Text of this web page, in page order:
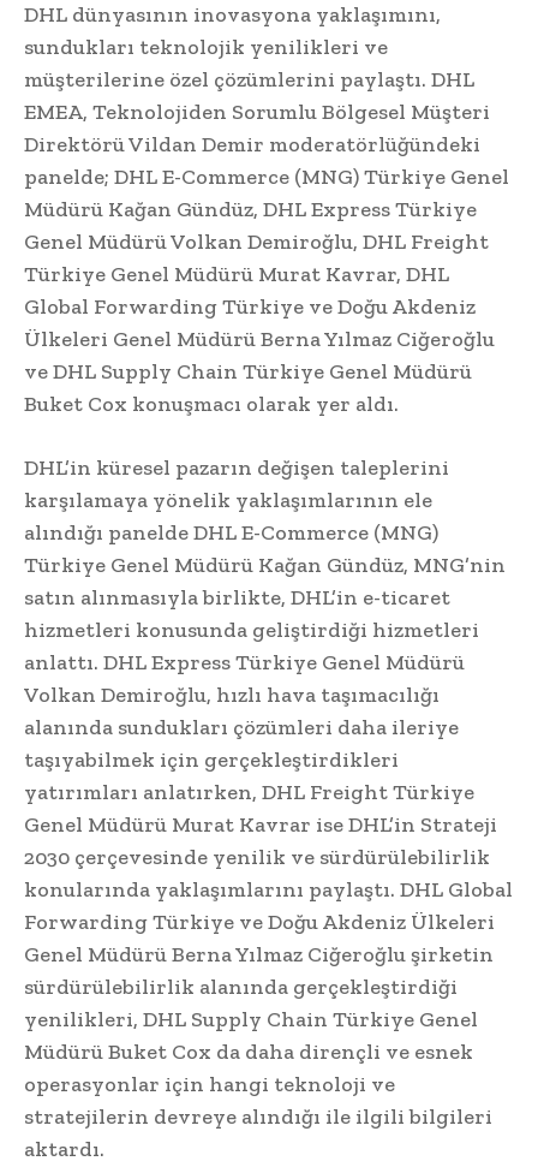
DHL dünyasının inovasyona yaklaşımını,
sundukları teknolojik yenilikleri ve
müşterilerine özel çözümlerini paylaştı. DHL
EMEA, Teknolojiden Sorumlu Bölgesel Müşteri
Direktörü Vildan Demir moderatörlüğündeki
panelde; DHL E-Commerce (MNG) Türkiye Genel
Müdürü Kağan Gündüz, DHL Express Türkiye
Genel Müdürü Volkan Demiroğlu, DHL Freight
Türkiye Genel Müdürü Murat Kavrar, DHL
Global Forwarding Türkiye ve Doğu Akdeniz
Ülkeleri Genel Müdürü Berna Yılmaz Ciğeroğlu
ve DHL Supply Chain Türkiye Genel Müdürü
Buket Cox konuşmacı olarak yer aldı.
DHL’in küresel pazarın değişen taleplerini
karşılamaya yönelik yaklaşımlarının ele
alındığı panelde DHL E-Commerce (MNG)
Türkiye Genel Müdürü Kağan Gündüz, MNG’nin
satın alınmasıyla birlikte, DHL’in e-ticaret
hizmetleri konusunda geliştirdiği hizmetleri
anlattı. DHL Express Türkiye Genel Müdürü
Volkan Demiroğlu, hızlı hava taşımacılığı
alanında sundukları çözümleri daha ileriye
taşıyabilmek için gerçekleştirdikleri
yatırımları anlatırken, DHL Freight Türkiye
Genel Müdürü Murat Kavrar ise DHL’in Strateji
2030 çerçevesinde yenilik ve sürdürülebilirlik
konularında yaklaşımlarını paylaştı. DHL Global
Forwarding Türkiye ve Doğu Akdeniz Ülkeleri
Genel Müdürü Berna Yılmaz Ciğeroğlu şirketin
sürdürülebilirlik alanında gerçekleştirdiği
yenilikleri, DHL Supply Chain Türkiye Genel
Müdürü Buket Cox da daha dirençli ve esnek
operasyonlar için hangi teknoloji ve
stratejilerin devreye alındığı ile ilgili bilgileri
aktardı.